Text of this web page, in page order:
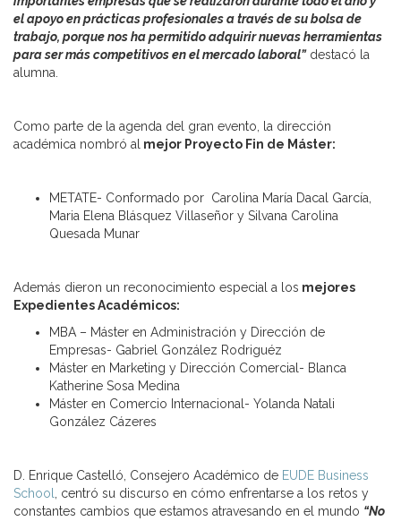
el apoyo en prácticas profesionales a través de su bolsa de
trabajo, porque nos ha permitido adquirir nuevas herramientas
para ser más competitivos en el mercado laboral”destacó la
alumna.
Como parte de la agenda del gran evento, la dirección
académica nombró al mejor Proyecto Fin de Máster:
METATE- Conformado por Carolina María Dacal García,
Maria Elena Blásquez Villaseñor y Silvana Carolina
Quesada Munar
Además dieron un reconocimiento especial a los mejores
Expedientes Académicos:
MBA – Máster en Administración y Dirección de
Empresas- Gabriel González Rodriguéz
Máster en Marketing y Dirección Comercial- Blanca
Katherine Sosa Medina
Máster en Comercio Internacional- Yolanda Natali
González Cázeres
D. Enrique Castelló, Consejero Académico de EUDE Business
School, centró su discurso en cómo enfrentarse a los retos y
constantes cambios que estamos atravesando en el mundo “No